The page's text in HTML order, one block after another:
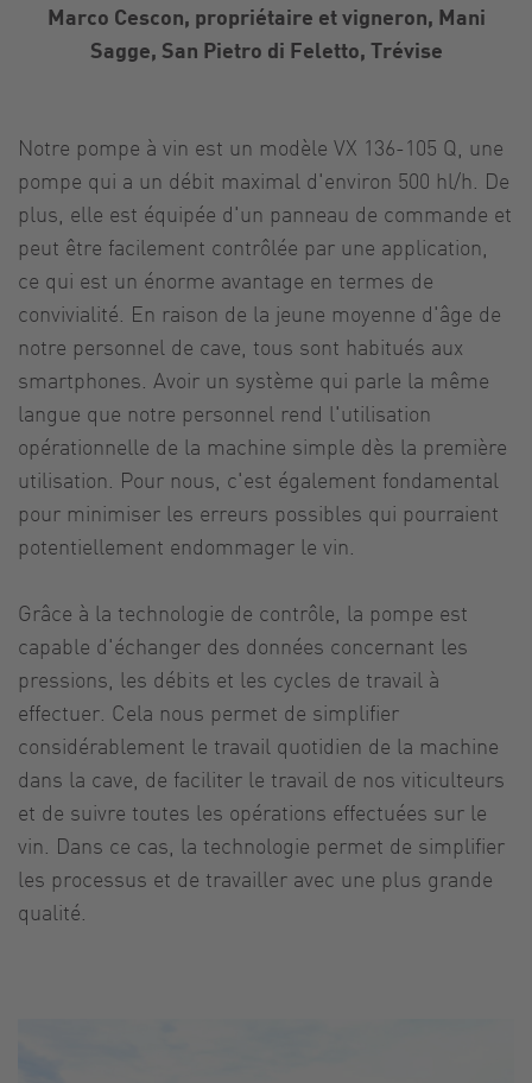
Marco Cescon, propriétaire et vigneron, Mani
Sagge, San Pietro di Feletto, Trévise
Notre pompe à vin est un modèle VX 136-105 Q, une
pompe qui a un débit maximal d'environ 500 hl/h. De
plus, elle est équipée d'un panneau de commande et
peut être facilement contrôlée par une application,
ce qui est un énorme avantage en termes de
convivialité. En raison de la jeune moyenne d'âge de
notre personnel de cave, tous sont habitués aux
smartphones. Avoir un système qui parle la même
langue que notre personnel rend l'utilisation
opérationnelle de la machine simple dès la première
utilisation. Pour nous, c'est également fondamental
pour minimiser les erreurs possibles qui pourraient
potentiellement endommager le vin.
Grâce à la technologie de contrôle, la pompe est
capable d'échanger des données concernant les
pressions, les débits et les cycles de travail à
effectuer. Cela nous permet de simplifier
considérablement le travail quotidien de la machine
dans la cave, de faciliter le travail de nos viticulteurs
et de suivre toutes les opérations effectuées sur le
vin. Dans ce cas, la technologie permet de simplifier
les processus et de travailler avec une plus grande
qualité.